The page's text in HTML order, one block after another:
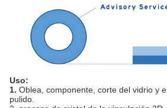
Uso:
1. Oblea, componente, corte del vidrio y
pulido.